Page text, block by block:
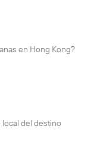
en Hong Kong?
del destino